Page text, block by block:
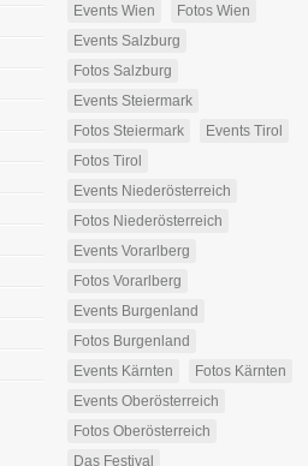
Events Wien
Fotos Wien
Events Salzburg
Fotos Salzburg
Events Steiermark
Fotos Steiermark
Events Tirol
Fotos Tirol
Events Niederösterreich
Fotos Niederösterreich
Events Vorarlberg
Fotos Vorarlberg
Events Burgenland
Fotos Burgenland
Events Kärnten
Fotos Kärnten
Events Oberösterreich
Fotos Oberösterreich
Das Festival